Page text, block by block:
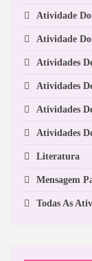
Atividade Do
Atividade Do
Atividades
Atividades
Atividades
Atividades
Literatura
Mensagem
Todas As